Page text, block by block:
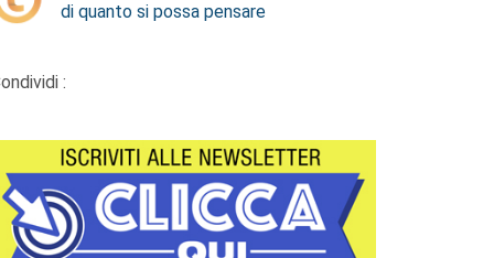
di quanto si possa pensare
: